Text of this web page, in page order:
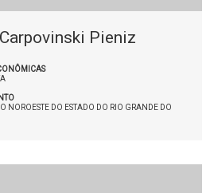
Pieniz
NOROESTE DO ESTADO DO RIO GRANDE DO